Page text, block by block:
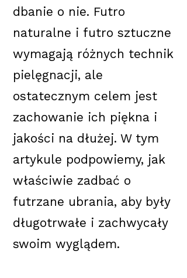
dbanie o nie. Futro
naturalne i futro sztuczne
wymagają różnych technik
pielęgnacji, ale
ostatecznym celem jest
zachowanie ich piękna i
jakości na dłużej. W tym
artykule podpowiemy, jak
właściwie zadbać o
futrzane ubrania, aby były
długotrwałe i zachwycały
swoim wyglądem.